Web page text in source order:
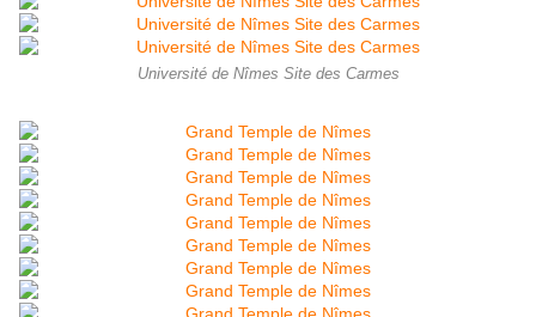
Université de Nîmes Site des Carmes